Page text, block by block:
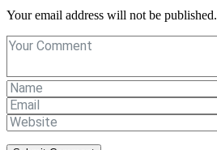
Your email address will not be published.